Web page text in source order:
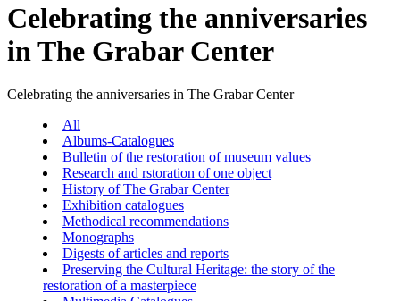
Celebrating the anniversaries
in The Grabar Center
Celebrating the anniversaries in The Grabar Center
All
Albums-Catalogues
Bulletin of the restoration of museum values
Research and rstoration of one object
History of The Grabar Center
Exhibition catalogues
Methodical recommendations
Monographs
Digests of articles and reports
Preserving the Cultural Heritage: the story of the
restoration of a masterpiece